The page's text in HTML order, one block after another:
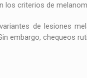
criterios de
de lesiones
embargo, chequeos